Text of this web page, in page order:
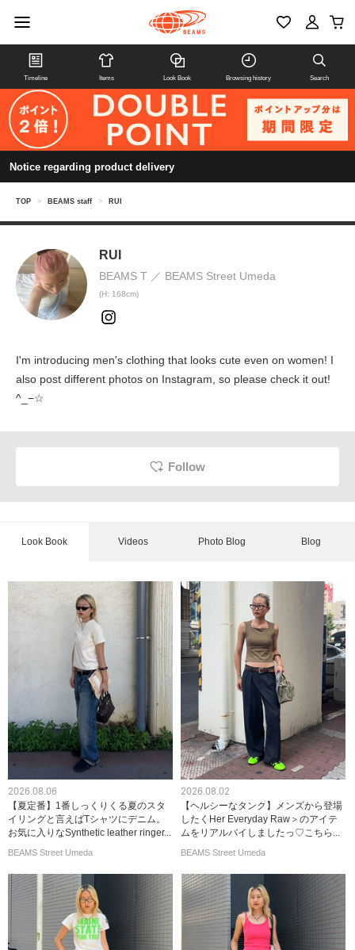
Timeline Items Look Book Browsing history Search
Notice regarding product delivery
TOP > BEAMS staff > RUI
RUI
BEAMS T BEAMS Street Umeda
(H: 168cm)
I'm introducing men's clothing that looks cute even on women! I
also post different photos on Instagram, so please check it out!
^_−☆
Follow
Look Book Videos Photo Blog Blog
2026.08.06
【夏定番】1番しっくりくる夏のスタ
イリングと言えばTシャツにデニム。
お気に入りなSynthetic leather ringer...
BEAMS Street Umeda
2026.08.02
【ヘルシーなタンク】メンズから登場
したくHer Everyday Raw＞のアイテ
ムをリアルバイしましたっ♡こちら...
BEAMS Street Umeda